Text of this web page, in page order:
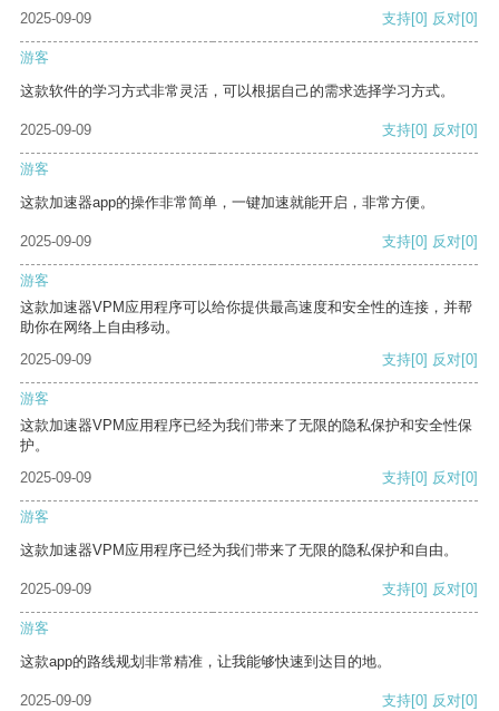
2025-09-09 支持[0] 反对[0]
游客
这款软件的学习方式非常灵活，可以根据自己的需求选择学习方式。
2025-09-09 支持[0] 反对[0]
游客
这款加速器app的操作非常简单，一键加速就能开启，非常方便。
2025-09-09 支持[0] 反对[0]
游客
这款加速器VPM应用程序可以给你提供最高速度和安全性的连接，并帮
助你在网络上自由移动。
2025-09-09
支持[0] 反对[0]
游客
这款加速器VPM应用程序已经为我们带来了无限的隐私保护和安全性保
护。
2025-09-09
支持[0] 反对[0]
游客
这款加速器VPM应用程序已经为我们带来了无限的隐私保护和自由。
2025-09-09 支持[0] 反对[0]
游客
这款app的路线规划非常精准，让我能够快速到达目的地。
2025-09-09 支持[0] 反对[0]